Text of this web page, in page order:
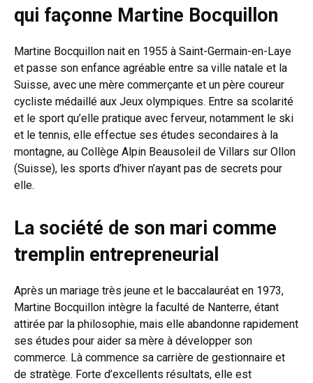
qui façonne Martine Bocquillon
Martine Bocquillon nait en 1955 à Saint-Germain-en-Laye
et passe son enfance agréable entre sa ville natale et la
Suisse, avec une mère commerçante et un père coureur
cycliste médaillé aux Jeux olympiques. Entre sa scolarité
et le sport qu’elle pratique avec ferveur, notamment le ski
et le tennis, elle effectue ses études secondaires à la
montagne, au Collège Alpin Beausoleil de Villars sur Ollon
(Suisse), les sports d’hiver n’ayant pas de secrets pour
elle.
La société de son mari comme
tremplin entrepreneurial
Après un mariage très jeune et le baccalauréat en 1973,
Martine Bocquillon intègre la faculté de Nanterre, étant
attirée par la philosophie, mais elle abandonne rapidement
ses études pour aider sa mère à développer son
commerce. Là commence sa carrière de gestionnaire et
de stratège. Forte d’excellents résultats, elle est